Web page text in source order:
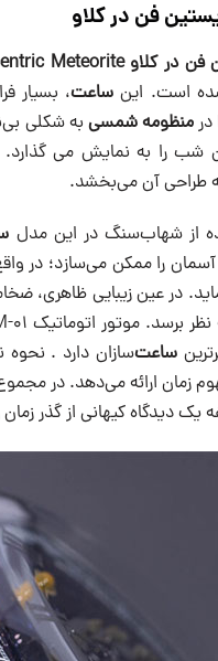
فن در کلاو
فن در کلاو Meteorite
است. این ساعت، بسیار
منظومه شمسی به شکلی
شب را به نمایش می
طراحی آن می‌بخشد.
را ممکن می‌سازد؛ در
ظاهری، ضخامت طبیعی ۱۴ میلی‌متر
ساعت‌سازان دارد .
زمان ارائه می‌دهد. در
یک دیدگاه کیهانی از گذر